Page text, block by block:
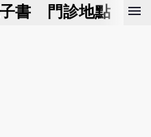
書 門診地點 預
menu